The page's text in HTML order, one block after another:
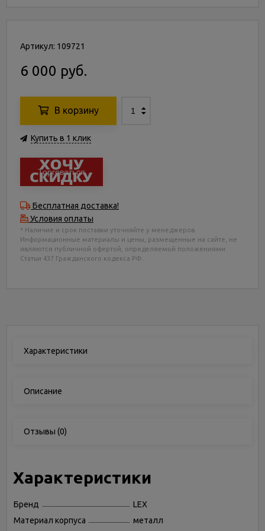
Артикул: 109721
6 000 руб.
В корзину
Купить в 1 клик
Торговаться
Бесплатная доставка!
Условия оплаты
* Наличие и срок поставки уточняйте у менеджеров.
Информационные материалы и цены, размещенные на сайте, не
являются публичной офертой, определяемой положениями
Статьи 437 Гражданского кодекса РФ.
Характеристики
Описание
Отзывы (0)
Характеристики
Бренд
LEX
Материал корпуса
металл